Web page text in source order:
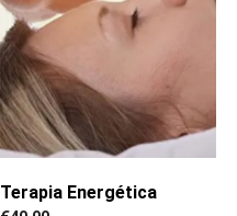
Terapia Energética